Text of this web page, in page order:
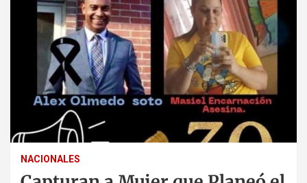
NACIONALES